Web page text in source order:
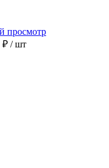
просмотр
₽ / шт